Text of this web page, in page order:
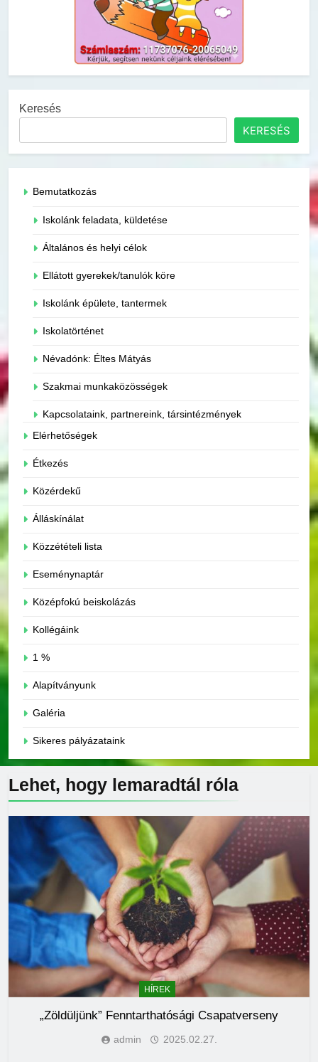
Keresés
KERESÉS
Bemutatkozás
Iskolánk feladata, küldetése
Általános és helyi célok
Ellátott gyerekek/tanulók köre
Iskolánk épülete, tantermek
Iskolatörténet
Névadónk: Éltes Mátyás
Szakmai munkaközösségek
Kapcsolataink, partnereink, társintézmények
Elérhetőségek
Étkezés
Közérdekű
Álláskínálat
Közzétételi lista
Eseménynaptár
Középfokú beiskolázás
Kollégáink
1 %
Alapítványunk
Galéria
Sikeres pályázataink
Lehet, hogy lemaradtál róla
HÍREK
„Zöldüljünk” Fenntarthatósági Csapatverseny
admin 2025.02.27.